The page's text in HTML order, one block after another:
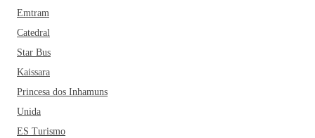
Emtram
Catedral
Star Bus
Kaissara
Princesa dos Inhamuns
Unida
ES Turismo